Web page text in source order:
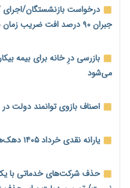
می‌شود
رئیس سازمان امور مالیاتی:
مالیات هستند
کاهش می‌یابد
درخواست بازنشستگان/
جبران ۹۰ درصد افت ضریب زمان برقراری
بازرسی درِ خانه برای بیمه
می‌شود
اصناف بازوی توانمند دولت
یارانه نقدی خرداد ۱۴۰۵ دهک‌های چهارم تا نهم واریز شد
حذف شرکت‌های خدماتی با یک